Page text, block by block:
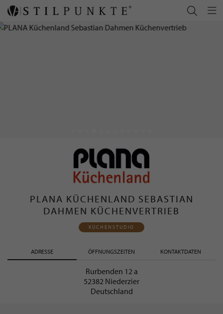
PLANA KÜCHENLAND SEBASTIAN
DAHMEN KÜCHENVERTRIEB
KÜCHENSTUDIO
ADRESSE ÖFFNUNGSZEITEN KONTAKTDATEN
Rurbenden 12 a
52382 Niederzier
Deutschland